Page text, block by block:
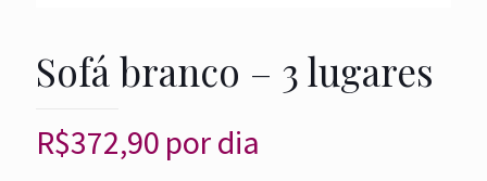
Sofá branco – 3 lugares
R$372,90 por dia